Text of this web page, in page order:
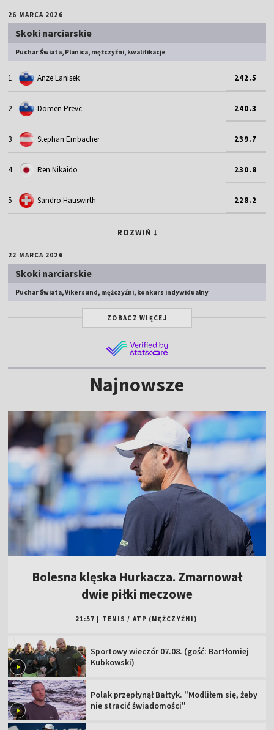
26 MARCA 2026
Skoki narciarskie
Puchar Świata, Planica, mężczyźni, kwalifikacje
1 Anze Lanisek 242.5
2 Domen Prevc 240.3
3 Stephan Embacher 239.7
4 Ren Nikaido 230.8
5 Sandro Hauswirth 228.2
ROZWIŃ
22 MARCA 2026
Skoki narciarskie
Puchar Świata, Vikersund, mężczyźni, konkurs indywidualny
ZOBACZ WIĘCEJ
Najnowsze
Bolesna klęska Hurkacza. Zmarnował
dwie piłki meczowe
21:57 TENIS / ATP (MĘŻCZYŹNI)
Sportowy wieczór 07.08. (gość: Bartłomiej
Kubkowski)
Polak przepłynął Bałtyk. "Modliłem się, żeby
nie stracić świadomości"